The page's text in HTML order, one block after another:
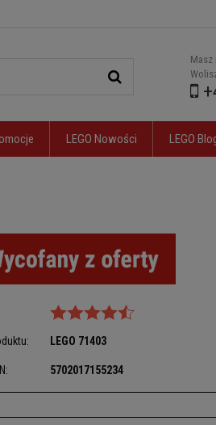
Masz
LEGO Nowości LEGO
LEGO 71403
5702017155234